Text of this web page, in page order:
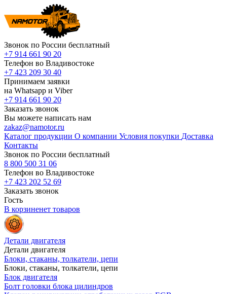
Звонок по России бесплатный
+7 914 661 90 20
Телефон во Владивостоке
+7 423 209 30 40
Принимаем заявки
на Whatsapp и Viber
+7 914 661 90 20
Заказать звонок
Вы можете написать нам
zakaz@namotor.ru
Каталог продукции О компании Условия покупки Доставка
Контакты
Звонок по России бесплатный
8 800 500 31 06
Телефон во Владивостоке
+7 423 202 52 69
Заказать звонок
Гость
В корзиненет товаров
Детали двигателя
Детали двигателя
Блоки, стаканы, толкатели, цепи
Блоки, стаканы, толкатели, цепи
Блок двигателя
Болт головки блока цилиндров